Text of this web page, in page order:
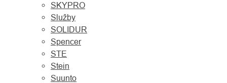
SKYPRO
Služby
SOLIDUR
Spencer
STE
Stein
Suunto